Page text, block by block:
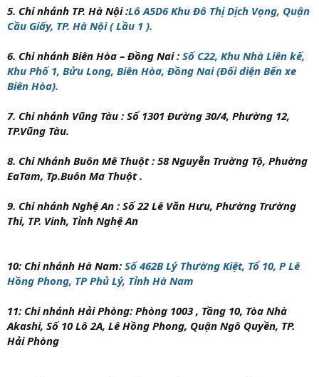
5. Chi nhánh TP. Hà Nội:Lô A5D6 Khu Đô Thị Dịch Vọng, Quận
Cầu Giấy, TP. Hà Nội ( Lầu 1 ).
6. Chi nhánh Biên Hòa – Đồng Nai : Số C22, Khu Nhà Liên kế,
Khu Phố 1, Bửu Long, Biên Hòa, Đồng Nai (Đối diện Bến xe
Biên Hòa).
7. Chi nhánh Vũng Tàu : Số 1301 Đường 30/4, Phường 12,
TP.Vũng Tàu.
8. Chi Nhánh Buôn Mê Thuột : 58 Nguyễn Truờng Tộ, Phuờng
EaTam, Tp.Buôn Ma Thuột .
9. Chi nhánh Nghệ An : Số 22 Lê Văn Hưu, Phường Trường
Thi, TP. Vinh, Tỉnh Nghệ An
10: Chi nhánh Hà Nam: Số 462B Lý Thường Kiệt, Tổ 10, P Lê
Hồng Phong, TP Phủ Lý, Tỉnh Hà Nam
11: Chi nhánh Hải Phòng: Phòng 1003 , Tầng 10, Tòa Nhà
Akashi, Số 10 Lô 2A, Lê Hồng Phong, Quận Ngô Quyền, TP.
Hải Phòng